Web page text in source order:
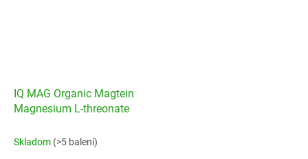
IQ MAG Organic Magtein
Magnesium L-threonate
Skladom (>5 balení)